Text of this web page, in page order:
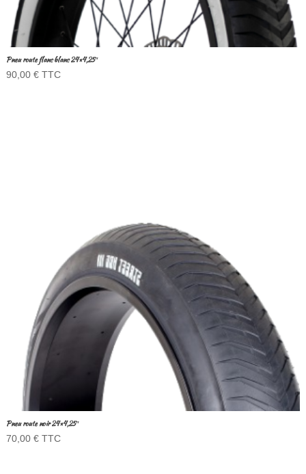
Pneu route flanc blanc 24×4,25″
90,00 € TTC
Pneu route noir 24×4,25″
70,00 € TTC